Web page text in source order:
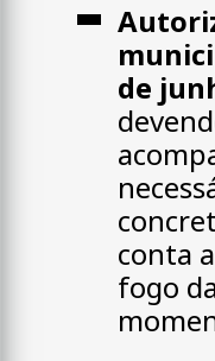
de
conta
fogo